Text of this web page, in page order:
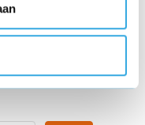
9 Volt